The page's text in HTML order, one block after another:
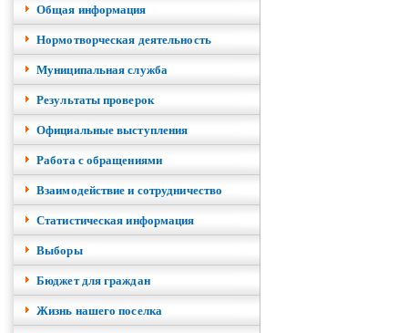
Общая информация
Нормотворческая деятельность
Муниципальная служба
Результаты проверок
Официальные выступления
Работа с обращениями
Взаимодействие и сотрудничество
Cтатистическая информация
Выборы
Бюджет для граждан
Жизнь нашего поселка